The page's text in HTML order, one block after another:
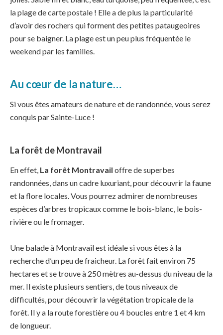
la plage de carte postale ! Elle a de plus la particularité
d’avoir des rochers qui forment des petites pataugeoires
pour se baigner. La plage est un peu plus fréquentée le
weekend par les familles.
Au cœur de la nature…
Si vous êtes amateurs de nature et de randonnée, vous serez
conquis par Sainte-Luce !
La forêt de Montravail
En effet, La forêt Montravail offre de superbes
randonnées, dans un cadre luxuriant, pour découvrir la faune
et la flore locales. Vous pourrez admirer de nombreuses
espèces d’arbres tropicaux comme le bois-blanc, le bois-
rivière ou le fromager.
Une balade à Montravail est idéale si vous êtes à la
recherche d’un peu de fraicheur. La forêt fait environ 75
hectares et se trouve à 250 mètres au-dessus du niveau de la
mer. Il existe plusieurs sentiers, de tous niveaux de
difficultés, pour découvrir la végétation tropicale de la
forêt. Il y a la route forestière ou 4 boucles entre 1 et 4 km
de longueur.